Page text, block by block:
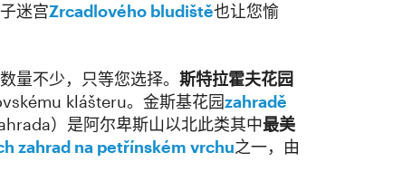
迷宫Zrcadlového bludiště也让您愉
量不少，只等您选择。 斯特拉霍夫花园
klášteru。金斯基花园zahradě
）是阿尔卑斯山以北此类其中最美
zahrad na petřínském vrchu之一，由